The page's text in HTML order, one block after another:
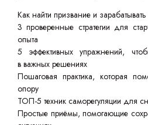
Как найти призвание и
3 проверенные стратегии для
опыта
5 эффективных упражнений,
в важных решениях
Пошаговая практика, которая
опору
ТОП-5 техник саморегуляции для
Простые приёмы, помогающие